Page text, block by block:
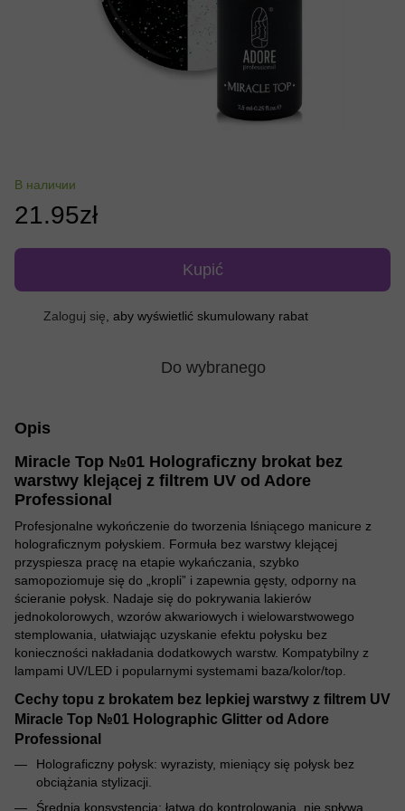
В наличии
21.95zł
Kupić
Zaloguj się , aby wyświetlić skumulowany rabat
Do wybranego
Opis
Miracle Top №01 Holograficzny brokat bez
warstwy klejącej z filtrem UV od Adore
Professional
Profesjonalne wykończenie do tworzenia lśniącego manicure z
holograficznym połyskiem. Formuła bez warstwy klejącej
przyspiesza pracę na etapie wykańczania, szybko
samopoziomuje się do „kropli” i zapewnia gęsty, odporny na
ścieranie połysk. Nadaje się do pokrywania lakierów
jednokolorowych, wzorów akwariowych i wielowarstwowego
stemplowania, ułatwiając uzyskanie efektu połysku bez
konieczności nakładania dodatkowych warstw. Kompatybilny z
lampami UV/LED i popularnymi systemami baza/kolor/top.
Cechy topu z brokatem bez lepkiej warstwy z filtrem UV
Miracle Top №01 Holographic Glitter od Adore
Professional
Holograficzny połysk: wyrazisty, mieniący się połysk bez
obciążania stylizacji.
Średnia konsystencja: łatwa do kontrolowania, nie spływa